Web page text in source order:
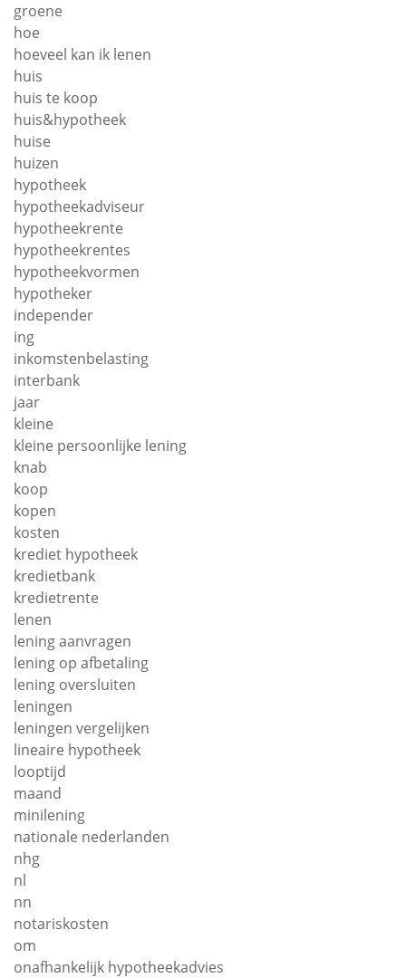
groene
hoe
hoeveel kan ik lenen
huis
huis te koop
huis&hypotheek
huise
huizen
hypotheek
hypotheekadviseur
hypotheekrente
hypotheekrentes
hypotheekvormen
hypotheker
independer
ing
inkomstenbelasting
interbank
jaar
kleine
kleine persoonlijke lening
knab
koop
kopen
kosten
krediet hypotheek
kredietbank
kredietrente
lenen
lening aanvragen
lening op afbetaling
lening oversluiten
leningen
leningen vergelijken
lineaire hypotheek
looptijd
maand
minilening
nationale nederlanden
nhg
nl
nn
notariskosten
om
onafhankelijk hypotheekadvies